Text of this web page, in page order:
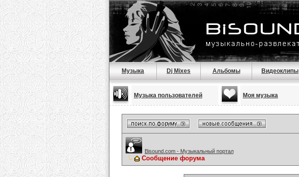
Музыка Dj Mixes Альбомы Видеоклипы
Музыка пользователей Моя музыка
Bisound.com - Музыкальный портал
Сообщение форума